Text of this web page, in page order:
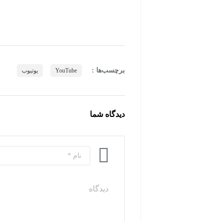
برچسب‌ها : YouTube یوتیوب
دیدگاه شما